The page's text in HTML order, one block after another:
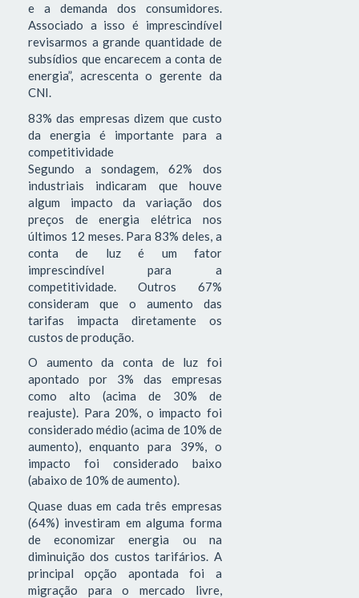
e a demanda dos consumidores.
Associado a isso é imprescindível
revisarmos a grande quantidade de
subsídios que encarecem a conta de
energia”, acrescenta o gerente da
CNI.
83% das empresas dizem que custo
da energia é importante para a
competitividade
Segundo a sondagem, 62% dos
industriais indicaram que houve
algum impacto da variação dos
preços de energia elétrica nos
últimos 12 meses. Para 83% deles, a
conta de luz é um fator
imprescindível para a
competitividade. Outros 67%
consideram que o aumento das
tarifas impacta diretamente os
custos de produção.
O aumento da conta de luz foi
apontado por 3% das empresas
como alto (acima de 30% de
reajuste). Para 20%, o impacto foi
considerado médio (acima de 10% de
aumento), enquanto para 39%, o
impacto foi considerado baixo
(abaixo de 10% de aumento).
Quase duas em cada três empresas
(64%) investiram em alguma forma
de economizar energia ou na
diminuição dos custos tarifários. A
principal opção apontada foi a
migração para o mercado livre,